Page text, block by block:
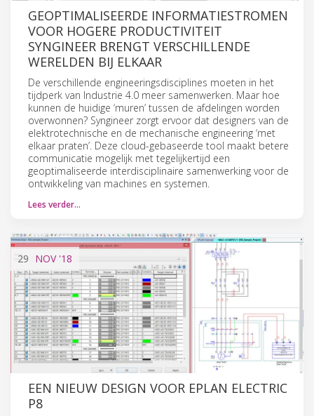
GEOPTIMALISEERDE INFORMATIESTROMEN
VOOR HOGERE PRODUCTIVITEIT
SYNGINEER BRENGT VERSCHILLENDE
WERELDEN BIJ ELKAAR
De verschillende engineeringsdisciplines moeten in het
tijdperk van Industrie 4.0 meer samenwerken. Maar hoe
kunnen de huidige ‘muren’ tussen de afdelingen worden
overwonnen? Syngineer zorgt ervoor dat designers van de
elektrotechnische en de mechanische engineering ‘met
elkaar praten’. Deze cloud-gebaseerde tool maakt betere
communicatie mogelijk met tegelijkertijd een
geoptimaliseerde interdisciplinaire samenwerking voor de
ontwikkeling van machines en systemen.
Lees verder…
29 NOV'18
EEN NIEUW DESIGN VOOR EPLAN ELECTRIC
P8